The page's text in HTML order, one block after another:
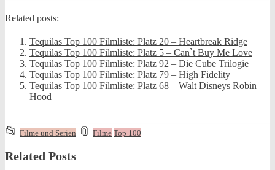
Related posts:
Tequilas Top 100 Filmliste: Platz 20 – Heartbreak Ridge
Tequilas Top 100 Filmliste: Platz 5 – Can`t Buy Me Love
Tequilas Top 100 Filmliste: Platz 92 – Die Cube Trilogie
Tequilas Top 100 Filmliste: Platz 79 – High Fidelity
Tequilas Top 100 Filmliste: Platz 68 – Walt Disneys Robin
Hood
📂 This
was
Filme und Serien 📎 and
Filme Top 100
Related Posts